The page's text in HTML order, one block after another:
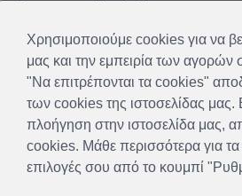
Χρησιμοποιούμε cookies για να
μας και την εμπειρία των
"Να επιτρέπονται τα cookies"
των cookies της ιστοσελίδας μας.
πλοήγηση στην ιστοσελίδα μας,
cookies. Μάθε περισσότερα για τα
επιλογές σου από το κουμπί
Όροι χρήσης Πολιτική
Χάρτης
Το πάθος μας έγινε η δουλεία
να σας προσφέρουμε προϊόντα
καθημερινότητά σας